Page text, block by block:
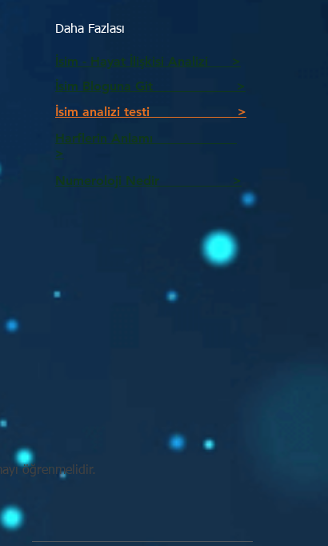
Daha Fazlası
İsim - Hayat İlişkisi Analizi >
İsim Bloguna Git >
İsim analizi testi >
Harflerin Anlamı
>
Numeroloji Nedir_________ >
öğrenmelidir.